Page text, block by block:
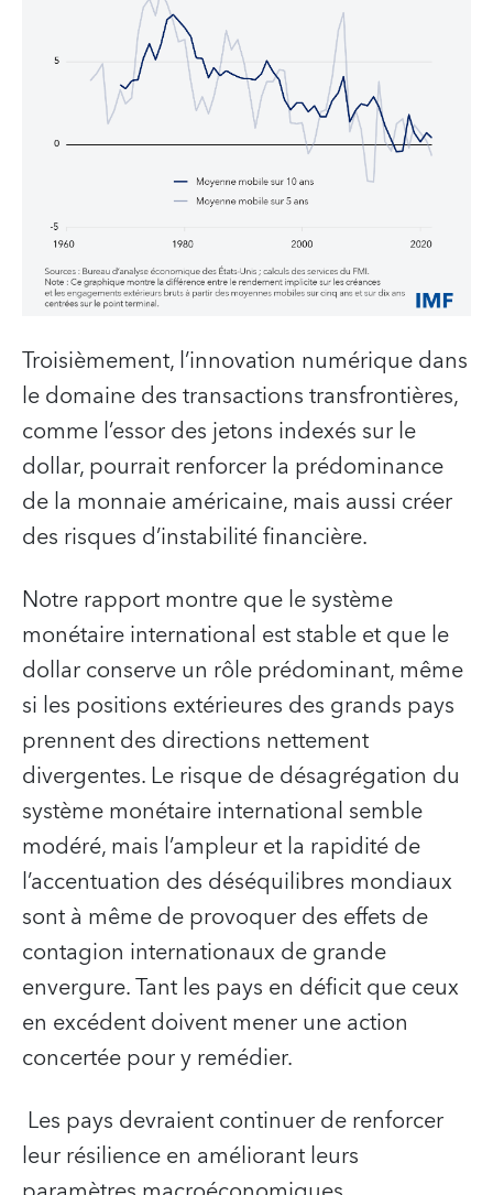
Troisièmement, l’innovation numérique dans
le domaine des transactions transfrontières,
comme l’essor des jetons indexés sur le
dollar, pourrait renforcer la prédominance
de la monnaie américaine, mais aussi créer
des risques d’instabilité financière.
Notre rapport montre que le système
monétaire international est stable et que le
dollar conserve un rôle prédominant, même
si les positions extérieures des grands pays
prennent des directions nettement
divergentes. Le risque de désagrégation du
système monétaire international semble
modéré, mais l’ampleur et la rapidité de
l’accentuation des déséquilibres mondiaux
sont à même de provoquer des effets de
contagion internationaux de grande
envergure. Tant les pays en déficit que ceux
en excédent doivent mener une action
concertée pour y remédier.
Les pays devraient continuer de renforcer
leur résilience en améliorant leurs